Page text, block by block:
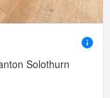
Solothurn